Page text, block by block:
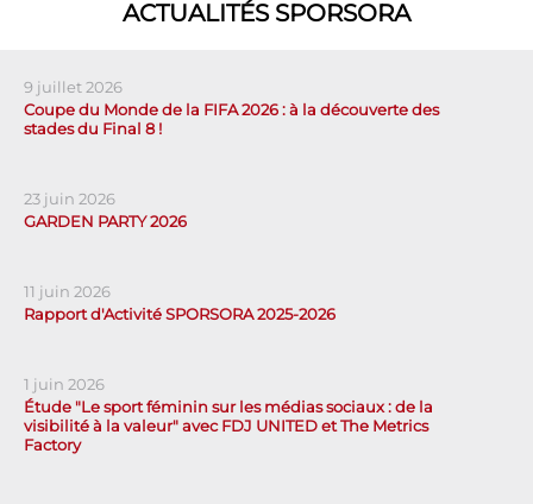
ACTUALITÉS SPORSORA
9 juillet 2026
Coupe du Monde de la FIFA 2026 : à la découverte des
stades du Final 8 !
23 juin 2026
GARDEN PARTY 2026
11 juin 2026
Rapport d'Activité SPORSORA 2025-2026
1 juin 2026
Étude "Le sport féminin sur les médias sociaux : de la
visibilité à la valeur" avec FDJ UNITED et The Metrics
Factory